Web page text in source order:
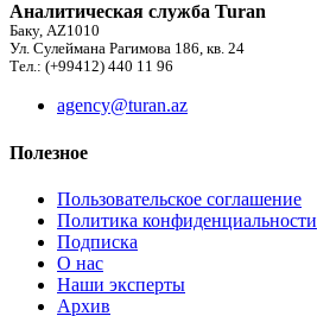
Аналитическая служба Turan
Баку, AZ1010
Ул. Сулеймана Рагимова 186, кв. 24
Тел.: (+99412) 440 11 96
agency@turan.az
Полезное
Пользовательское соглашение
Политика конфиденциальности
Подписка
О нас
Наши эксперты
Архив